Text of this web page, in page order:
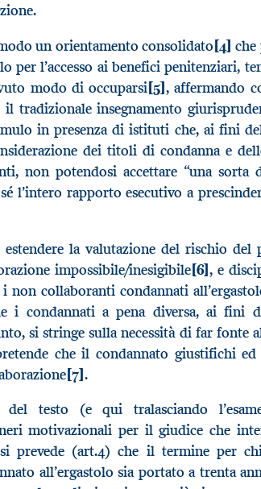
un orientamento consolidato [4] che
per l’accesso ai benefici penitenziari,
modo di occuparsi[5], affermando
tradizionale insegnamento
in presenza di istituti che, ai fini
dei titoli di condanna e
non potendosi accettare “una sorta
l’intero rapporto esecutivo a
estendere la valutazione del rischio
impossibile/inesigibile[6], e
non collaboranti condannati
i condannati a pena diversa, ai fini
si stringe sulla necessità di far fonte
che il condannato giustifichi
[7].
del testo (e qui tralasciando
motivazionali per il giudice che
prevede (art.4) che il termine per
all’ergastolo sia portato a trenta